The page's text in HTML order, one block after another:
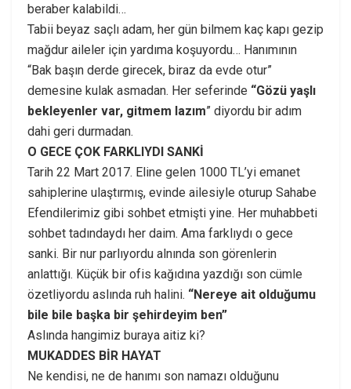
beraber kalabildi…
Tabii beyaz saçlı adam, her gün bilmem kaç kapı gezip
mağdur aileler için yardıma koşuyordu… Hanımının
“Bak başın derde girecek, biraz da evde otur”
demesine kulak asmadan. Her seferinde “Gözü yaşlı
bekleyenler var, gitmem lazım” diyordu bir adım
dahi geri durmadan.
O GECE ÇOK FARKLIYDI SANKİ
Tarih 22 Mart 2017. Eline gelen 1000 TL’yi emanet
sahiplerine ulaştırmış, evinde ailesiyle oturup Sahabe
Efendilerimiz gibi sohbet etmişti yine. Her muhabbeti
sohbet tadındaydı her daim. Ama farklıydı o gece
sanki. Bir nur parlıyordu alnında son görenlerin
anlattığı. Küçük bir ofis kağıdına yazdığı son cümle
özetliyordu aslında ruh halini. “Nereye ait olduğumu
bile bile başka bir şehirdeyim ben”
Aslında hangimiz buraya aitiz ki?
MUKADDES BİR HAYAT
Ne kendisi, ne de hanımı son namazı olduğunu